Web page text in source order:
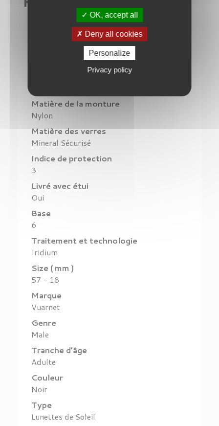
Legend 02 Originals
Couleur des verres
Matière de la monture
Nylon
Matière des verres
Mineral Sécurisé
Indice de protection
3
Livré avec étui
Oui
Base
6
Traitement et technologie
Iridium
Size ( mm )
57 - 18
Marque
Vuarnet
Genre
Male
Tranche d’âge
Adulte
Couleur
Noir
Type
Lunettes de Soleil
OK, accept all
Deny all cookies
Personalize
Privacy policy